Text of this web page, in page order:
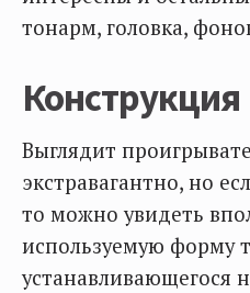
тонарм, головка,
Конструкция
Выглядит
экстравагантно, но
то можно увидеть
используемую форму
устанавливающегося